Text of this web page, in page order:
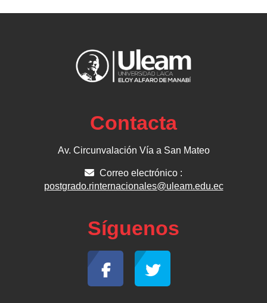
Contacta
Av. Circunvalación Vía a San Mateo
Correo electrónico :
postgrado.rinternacionales@uleam.edu.ec
Síguenos